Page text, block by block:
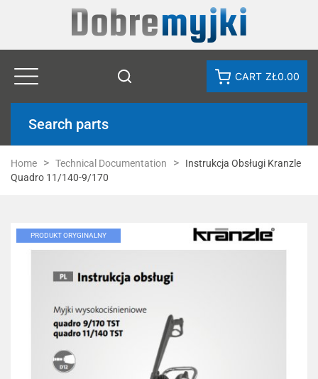
CART ZŁ0.00
Search parts
Home Technical Documentation
Instrukcja Obsługi Kranzle
Quadro 11/140-9/170
PRODUKT ORYGINALNY